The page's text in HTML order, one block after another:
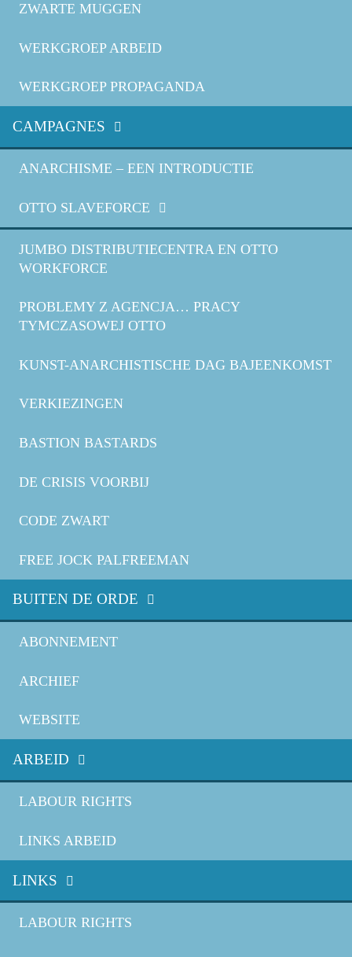
ZWARTE MUGGEN
WERKGROEP ARBEID
WERKGROEP PROPAGANDA
CAMPAGNES
ANARCHISME – EEN INTRODUCTIE
OTTO SLAVEFORCE
JUMBO DISTRIBUTIECENTRA EN OTTO
WORKFORCE
PROBLEMY Z AGENCJA… PRACY
TYMCZASOWEJ OTTO
KUNST-ANARCHISTISCHE DAG BAJEENKOMST
VERKIEZINGEN
BASTION BASTARDS
DE CRISIS VOORBIJ
CODE ZWART
FREE JOCK PALFREEMAN
BUITEN DE ORDE
ABONNEMENT
ARCHIEF
WEBSITE
ARBEID
LABOUR RIGHTS
LINKS ARBEID
LINKS
LABOUR RIGHTS